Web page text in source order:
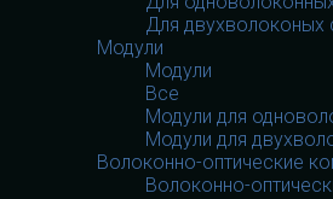
Для двухволоконых
Модули
Модули
Все
Модули для
Модули для
Волоконно-оптические
Волоконно-